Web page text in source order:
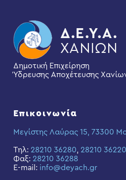
Δημοτική Επιχείρηση
Ύδρευσης Αποχέτευσης
Επικοινωνία
Μεγίστης Λαύρας 15, 73300
Τηλ: 28210 36280, 28210 36220
Φαξ: 28210 36288
E-mail: info@deyach.gr